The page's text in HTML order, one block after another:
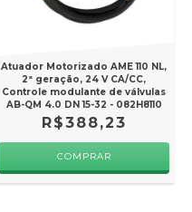
Atuador Motorizado AME 110 NL,
2ª geração, 24 V CA/CC,
Controle modulante de válvulas
AB-QM 4.0 DN 15-32 - 082H8110
R$388,23